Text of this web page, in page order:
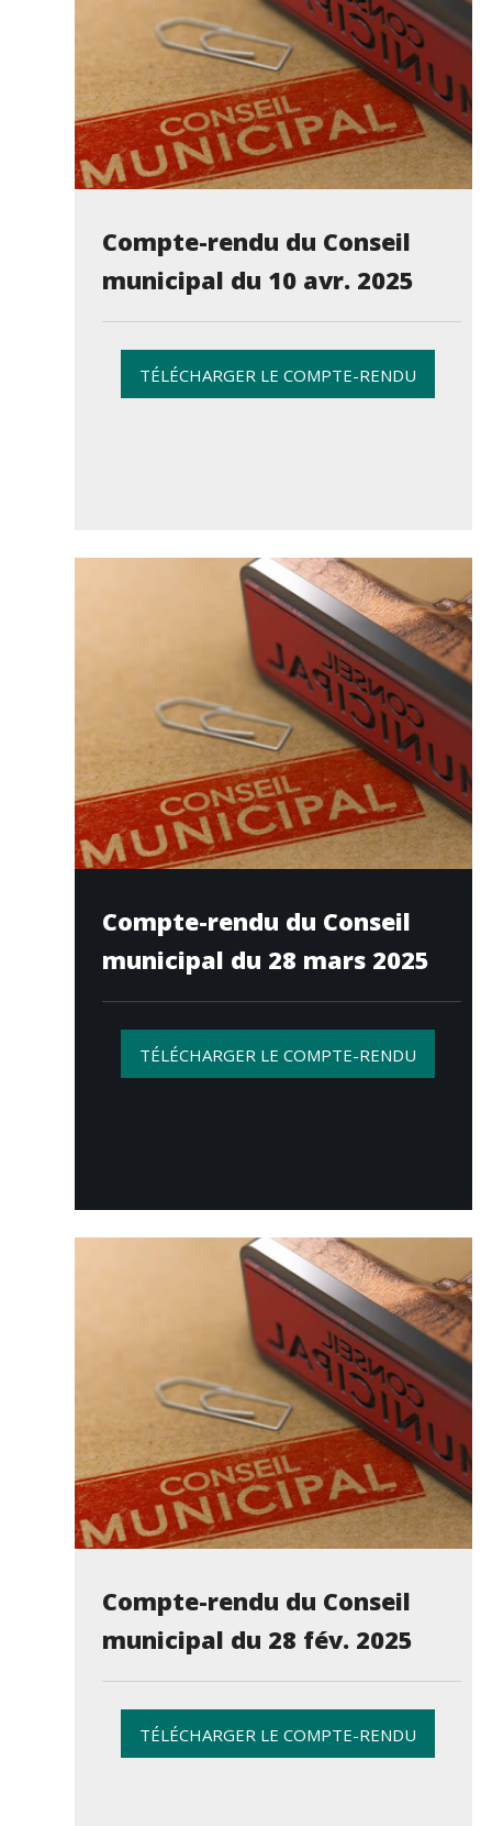
Compte-rendu du Conseil
municipal du 10 avr. 2025
TÉLÉCHARGER LE COMPTE-RENDU
Compte-rendu du Conseil
municipal du 28 mars 2025
TÉLÉCHARGER LE COMPTE-RENDU
Compte-rendu du Conseil
municipal du 28 fév. 2025
TÉLÉCHARGER LE COMPTE-RENDU